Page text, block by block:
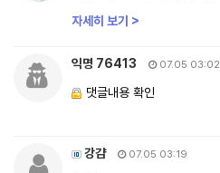
자세히 보기 >
익명 76413 07.05 03:02
댓글내용 확인
강걈 07.05 03:19